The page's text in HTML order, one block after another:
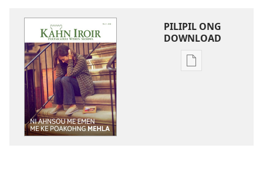
PILIPIL ONG
DOWNLOAD
Digital